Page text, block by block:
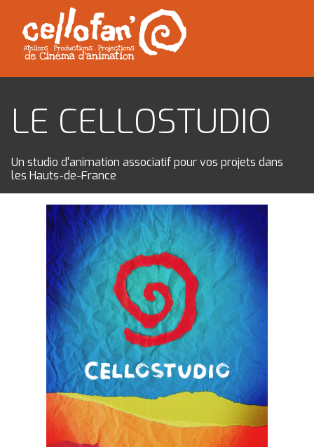
LE CELLOSTUDIO
Un studio d'animation associatif pour vos projets dans
les Hauts-de-France